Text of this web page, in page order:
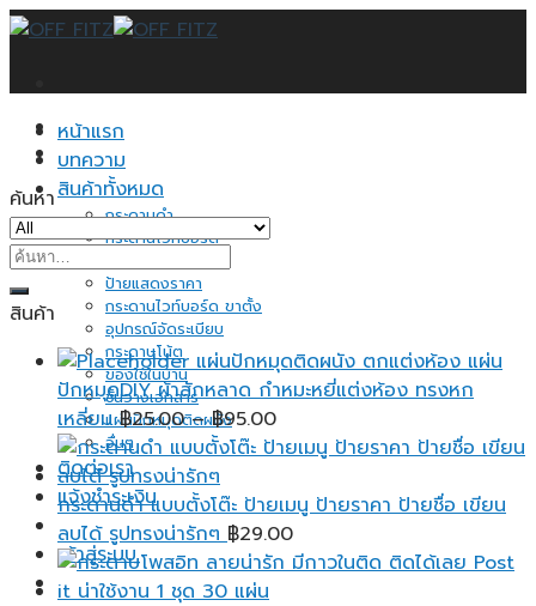
Skip
หน้าแรก
บทความ
สินค้าทั้งหมด
กระดานดำ
กระดานไวท์บอร์ด
ป้ายแสดงราคา
กระดานไวท์บอร์ด ขาตั้ง
อุปกรณ์จัดระเบียบ
กระดาษโน้ต
ของใช้ในบ้าน
ชั้นวางเอกสาร
แผ่นปักหมุดติดผนัง
อื่นๆ
ติดต่อเรา
แจ้งชำระเงิน
เข้าสู่ระบบ
ค้นหา
ค้นหา:
สินค้า
แผ่นปักหมุดติดผนัง ตกแต่งห้อง แผ่น
ปักหมุดDIY ผ้าสักหลาด กำหมะหยี่แต่งห้อง ทรงหก
เหลี่ยม ฿25.00 – ฿95.00Price
range:
through
฿95.00
กระดานดำ แบบตั้งโต๊ะ ป้ายเมนู ป้ายราคา ป้ายชื่อ เขียน
ลบได้ รูปทรงน่ารักๆ ฿29.00